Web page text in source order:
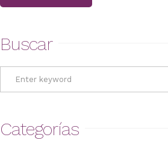
Buscar
Search
for:
Categorías